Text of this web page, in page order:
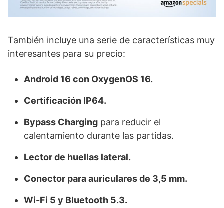
También incluye una serie de características muy
interesantes para su precio:
Android 16 con OxygenOS 16.
Certificación IP64.
Bypass Charging para reducir el
calentamiento durante las partidas.
Lector de huellas lateral.
Conector para auriculares de 3,5 mm.
Wi-Fi 5 y Bluetooth 5.3.